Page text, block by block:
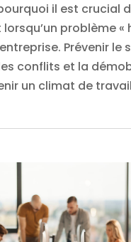
il est crucial
problème «
Prévenir le
conflits et la
un climat de